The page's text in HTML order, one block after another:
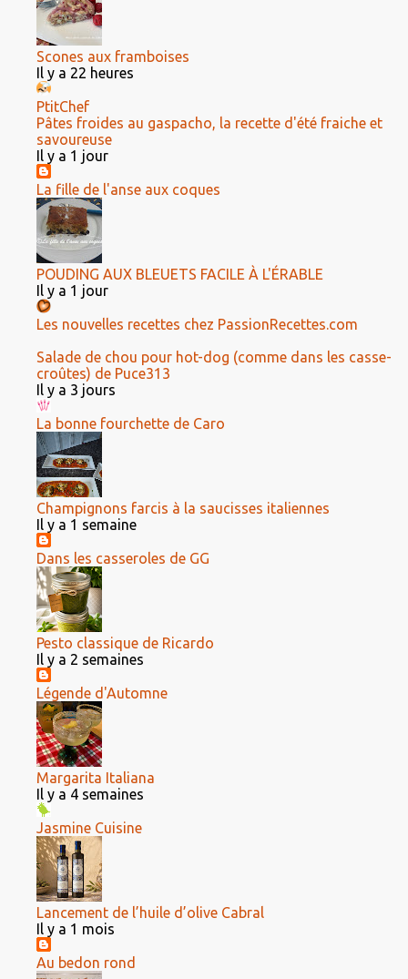
Scones aux framboises
Il y a 22 heures
PtitChef
Pâtes froides au gaspacho, la recette d'été fraiche et
savoureuse
Il y a 1 jour
La fille de l'anse aux coques
POUDING AUX BLEUETS FACILE À L'ÉRABLE
Il y a 1 jour
Les nouvelles recettes chez PassionRecettes.com
Salade de chou pour hot-dog (comme dans les casse-
croûtes) de Puce313
Il y a 3 jours
La bonne fourchette de Caro
Champignons farcis à la saucisses italiennes
Il y a 1 semaine
Dans les casseroles de GG
Pesto classique de Ricardo
Il y a 2 semaines
Légende d'Automne
Margarita Italiana
Il y a 4 semaines
Jasmine Cuisine
Lancement de l’huile d’olive Cabral
Il y a 1 mois
Au bedon rond